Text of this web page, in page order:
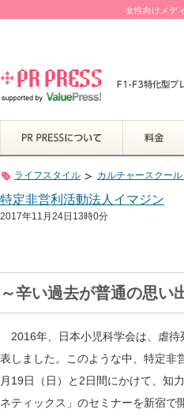
女性向けメデ
ライフスタイル カルチャースクー
特定非営利活動法人イマジン
2017年11月24日13時0分
～辛い過去が普通の思
2016年、日本小児科学会は、虐待
表しました。このような中、特定非
月19日（日）と2日間にかけて、知
ネティックス」のセミナーを新宿で